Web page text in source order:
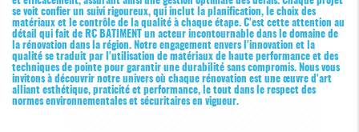
se voit confier un suivi rigoureux, qui inclut la planification, le choix des
matériaux et le contrôle de la qualité à chaque étape. C'est cette attention au
détail qui fait de RC BATIMENT un acteur incontournable dans le domaine de
la rénovation dans la région. Notre engagement envers l'innovation et la
qualité se traduit par l'utilisation de matériaux de haute performance et des
techniques de pointe pour garantir une durabilité sans compromis. Nous vous
invitons à découvrir notre univers où chaque rénovation est une œuvre d'art
alliant esthétique, praticité et performance, le tout dans le respect des
normes environnementales et sécuritaires en vigueur.